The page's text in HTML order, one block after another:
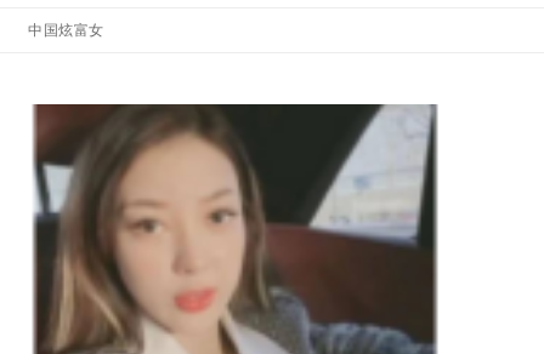
中国炫富女